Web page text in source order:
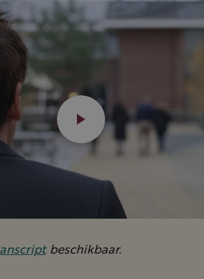
beschikbaar.